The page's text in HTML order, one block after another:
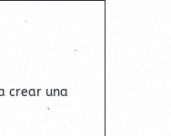
crear una